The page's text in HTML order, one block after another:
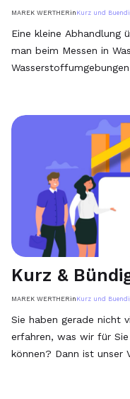
MAREK WERTHERin Kurz und
Eine kleine Abhandlung
man beim Messen in
Kurz &
MAREK WERTHERin Kurz und
Sie haben gerade nicht
erfahren, was wir für
können? Dann ist unser